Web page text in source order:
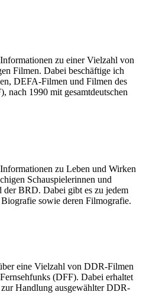
zu einer Vielzahl von
Filmen. Dabei beschäftige ich
DEFA-Filmen und Filmen des
nach 1990 mit gesamtdeutschen
zu Leben und Wirken
Schauspielerinnen und
der BRD. Dabei gibt es zu jedem
sowie deren Filmografie.
eine Vielzahl von DDR-Filmen
(DFF). Dabei erhaltet
Handlung ausgewählter DDR-